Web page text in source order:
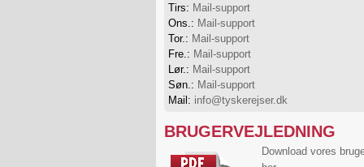
Tirs: Mail-support
Ons.: Mail-support
Tor.: Mail-support
Fre.: Mail-support
Lør.: Mail-support
Søn.: Mail-support
Mail: info@tyskerejser.dk
BRUGERVEJLEDNING
Download vores